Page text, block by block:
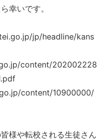
幸いです。
jp/headline/kans
content/202002228
content/10900000/
様や転校される生徒さん